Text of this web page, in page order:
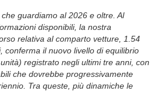
guardiamo al 2026 e oltre. Al
disponibili, la nostra
relativa al comparto vetture, 1.54
conferma il nuovo livello di equilibrio
registrato negli ultimi tre anni, con
che dovrebbe progressivamente
Tra queste, più dinamiche le